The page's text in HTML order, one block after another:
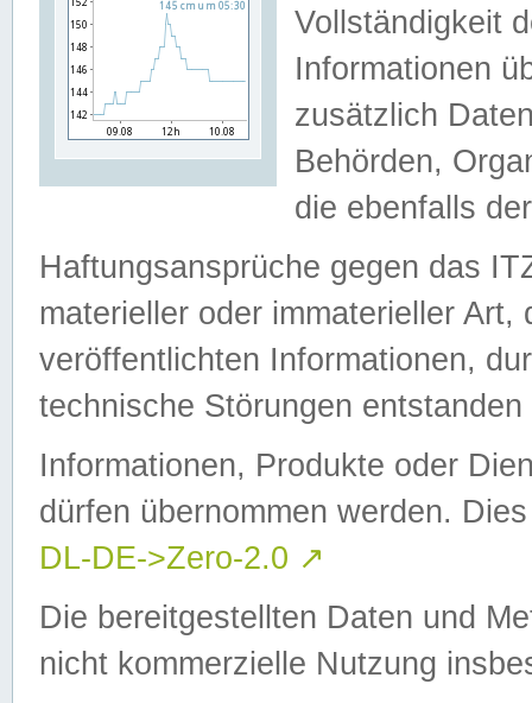
Vollständigkeit
Informationen
zusätzlich
Behörden,
die ebenfalls
Haftungsansprüche gegen das
materieller oder immaterieller
veröffentlichten Informationen,
technische Störungen
Informationen, Produkte oder
dürfen übernommen werden.
DL-DE->Zero-2.0 ↗
Die bereitgestellten Daten und
nicht kommerzielle Nutzung